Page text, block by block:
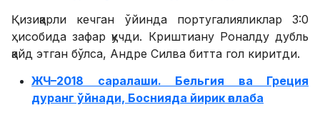
Қизиқарли кечган ўйинда португалияликлар 3:0
ҳисобида зафар қучди. Криштиану Роналду дубль
қайд этган бўлса, Андре Силва битта гол киритди.
ЖЧ–2018 саралаши. Бельгия ва Греция
дуранг ўйнади, Боснияда йирик ғалаба